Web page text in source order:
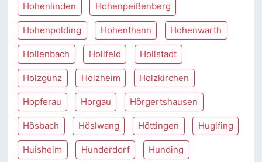
Hohenlinden Hohenpeißenberg
Hohenpolding Hohenthann Hohenwarth
Hollenbach Hollfeld Hollstadt
Holzgünz Holzheim Holzkirchen
Hopferau Horgau Hörgertshausen
Hösbach Höslwang Höttingen Huglfing
Huisheim Hunderdorf Hunding